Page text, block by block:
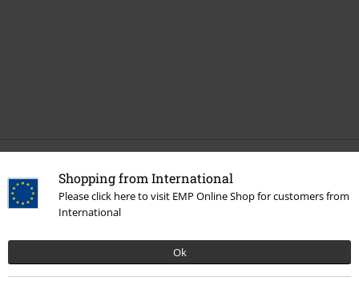
Shopping from International
Please click here to visit EMP Online Shop for customers from
International
Ok